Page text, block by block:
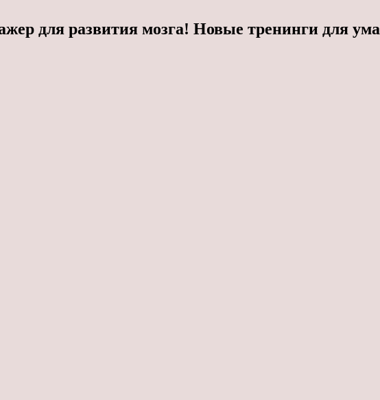
для развития мозга! Новые тренинги для ума